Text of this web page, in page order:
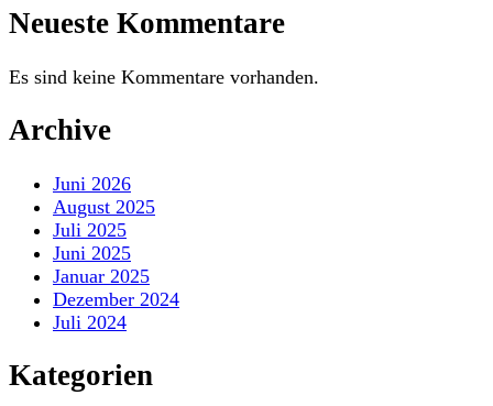
Neueste Kommentare
Es sind keine Kommentare vorhanden.
Archive
Juni 2026
August 2025
Juli 2025
Juni 2025
Januar 2025
Dezember 2024
Juli 2024
Kategorien